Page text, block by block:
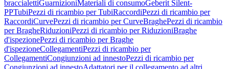
braccialettiGuarnizioniMateriali di consumoGeberit Silent-
PPTubiPezzi di ricambio per TubiRaccordiPezzi di ricambio per
RaccordiCurvePezzi di ricambio per CurveBraghePezzi di ricambio
per BragheRiduzioniPezzi di ricambio per RiduzioniBraghe
d'ispezionePezzi di ricambio per Braghe
d'ispezioneCollegamentiPezzi di ricambio per
CollegamentiCongiunzioni ad innestoPezzi di ricambio per
Congiunzioni ad innestoAdattatori per il collegamento ad altri